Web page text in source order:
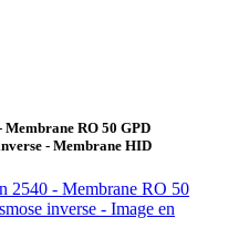
Membrane RO 50 GPD
- Membrane HID